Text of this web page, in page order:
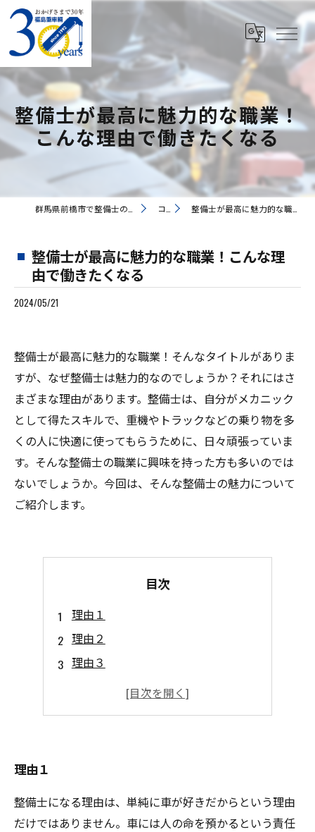
整備士が最高に魅力的な職業！
こんな理由で働きたくなる
コラム 整備士が最高に魅力的な職業！こんな理由で働きたくなる
整備士が最高に魅力的な職業！こんな理
由で働きたくなる
2024/05/21
整備士が最高に魅力的な職業！そんなタイトルがありま
すが、なぜ整備士は魅力的なのでしょうか？それにはさ
まざまな理由があります。整備士は、自分がメカニック
として得たスキルで、重機やトラックなどの乗り物を多
くの人に快適に使ってもらうために、日々頑張っていま
す。そんな整備士の職業に興味を持った方も多いのでは
ないでしょうか。今回は、そんな整備士の魅力について
ご紹介します。
目次
理由１
理由２
理由３
理由１
整備士になる理由は、単純に車が好きだからという理由
だけではありません。車には人の命を預かるという責任